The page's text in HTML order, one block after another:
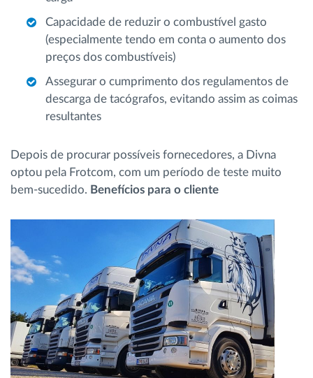
Capacidade de reduzir o combustível gasto
(especialmente tendo em conta o aumento dos
preços dos combustíveis)
Assegurar o cumprimento dos regulamentos de
descarga de tacógrafos, evitando assim as coimas
resultantes
Depois de procurar possíveis fornecedores, a Divna
optou pela Frotcom, com um período de teste muito
bem-sucedido. Benefícios para o cliente